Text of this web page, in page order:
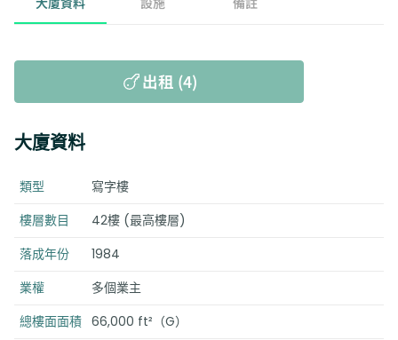
出租 (4)
大廈資料
類型
寫字樓
樓層數目
42樓 (最高樓層)
落成年份
1984
業權
多個業主
總樓面面積 66,000 ft²（G）